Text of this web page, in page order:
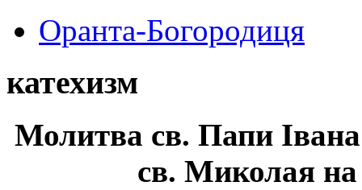
Оранта-Богородиця
катехизм
Молитва св. Папи
св. Миколая на